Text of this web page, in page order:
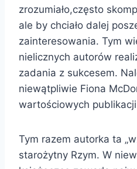
zrozumiało,często
ale by chciało dalej
zainteresowania. Tym
nielicznych autorów
zadania z sukcesem.
niewątpliwie Fiona
wartościowych
Tym razem autorka ta
starożytny Rzym. W